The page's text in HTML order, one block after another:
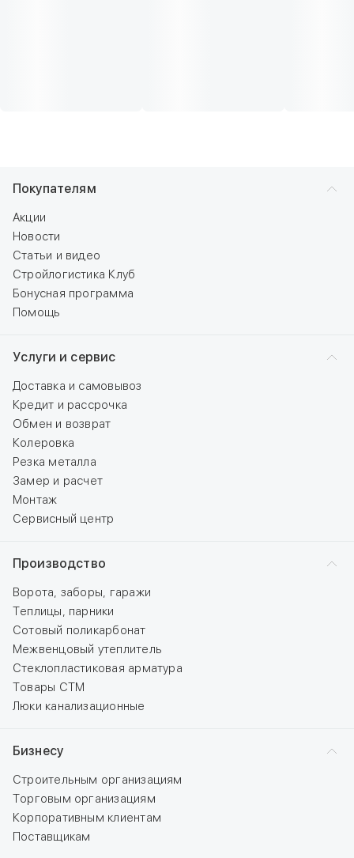
Покупателям
Акции
Новости
Статьи и видео
Стройлогистика Клуб
Бонусная программа
Помощь
Услуги и сервис
Доставка и самовывоз
Кредит и рассрочка
Обмен и возврат
Колеровка
Резка металла
Замер и расчет
Монтаж
Сервисный центр
Производство
Ворота, заборы, гаражи
Теплицы, парники
Сотовый поликарбонат
Межвенцовый утеплитель
Стеклопластиковая арматура
Товары СТМ
Люки канализационные
Бизнесу
Строительным организациям
Торговым организациям
Корпоративным клиентам
Поставщикам